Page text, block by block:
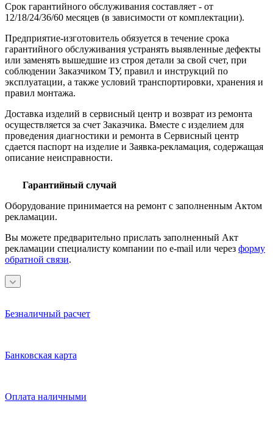
Срок гарантийного обслуживания составляет - от
12/18/24/36/60 месяцев (в зависимости от комплектации).
Предприятие-изготовитель обязуется в течение срока
гарантийного обслуживания устранять выявленные дефекты
или заменять вышедшие из строя детали за свой счет, при
соблюдении Заказчиком ТУ, правил и инструкций по
эксплуатации, а также условий транспортировки, хранения и
правил монтажа.
Доставка изделий в сервисный центр и возврат из ремонта
осуществляется за счет Заказчика. Вместе с изделием для
проведения диагностики и ремонта в Сервисный центр
сдается паспорт на изделие и Заявка-рекламация, содержащая
описание неисправности.
Гарантийный случай
Оборудование принимается на ремонт с заполненным Актом
рекламации.
Вы можете предварительно прислать заполненный Акт
рекламации специалисту компании по e-mail или через форму
обратной связи.
Безналичный расчет
Банковская карта
Оплата наличными